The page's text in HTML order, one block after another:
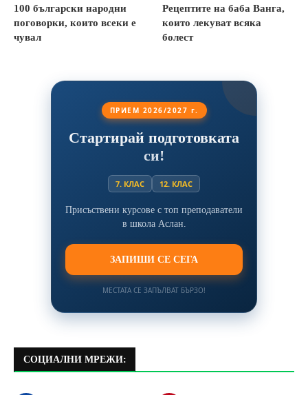
100 български народни
поговорки, които всеки е
чувал
Рецептите на баба Ванга,
които лекуват всяка
болест
ПРИЕМ 2026/2027 г.
Стартирай подготовката
си!
7. КЛАС 12. КЛАС
Присъствени курсове с топ преподаватели
в школа Аслан.
ЗАПИШИ СЕ СЕГА
МЕСТАТА СЕ ЗАПЪЛВАТ БЪРЗО!
СОЦИАЛНИ МРЕЖИ: